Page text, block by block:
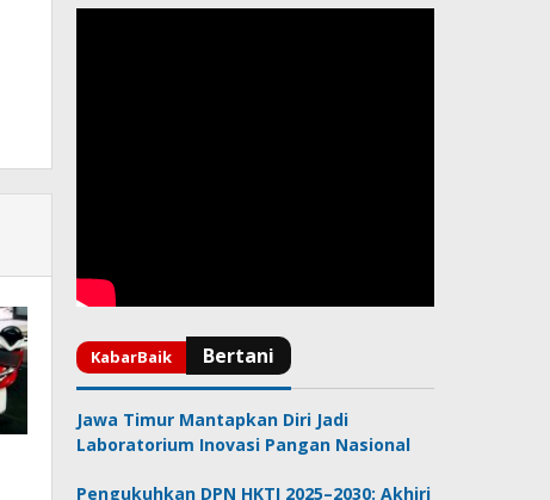
Jawa Timur Mantapkan Diri Jadi
Laboratorium Inovasi Pangan Nasional
Pengukuhkan DPN HKTI 2025–2030: Akhiri